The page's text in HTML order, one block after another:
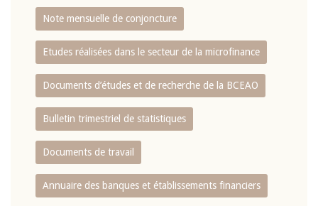
Note mensuelle de conjoncture
Etudes réalisées dans le secteur de la microfinance
Documents d’études et de recherche de la BCEAO
Bulletin trimestriel de statistiques
Documents de travail
Annuaire des banques et établissements financiers